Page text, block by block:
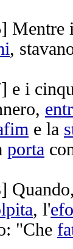
Mentre i
,
e i
e la
porta
Quando,
, l'
"Che